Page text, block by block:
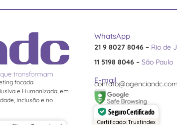
focada
e Humanizada, em
Inclusão e no
WhatsApp
21 9 8027 8046 – Rio de
11 5198 8046 – São Paulo
E-mail
Seguro Certificado
Certificado: Trustindex